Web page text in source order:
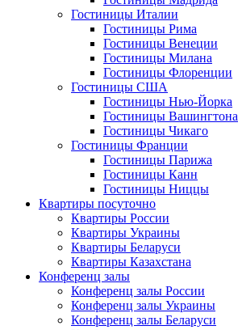
Гостиницы Италии
Гостиницы Рима
Гостиницы Венеции
Гостиницы Милана
Гостиницы Флоренции
Гостиницы США
Гостиницы Нью-Йорка
Гостиницы Вашингтона
Гостиницы Чикаго
Гостиницы Франции
Гостиницы Парижа
Гостиницы Канн
Гостиницы Ниццы
Квартиры посуточно
Квартиры России
Квартиры Украины
Квартиры Беларуси
Квартиры Казахстана
Конференц залы
Конференц залы России
Конференц залы Украины
Конференц залы Беларуси